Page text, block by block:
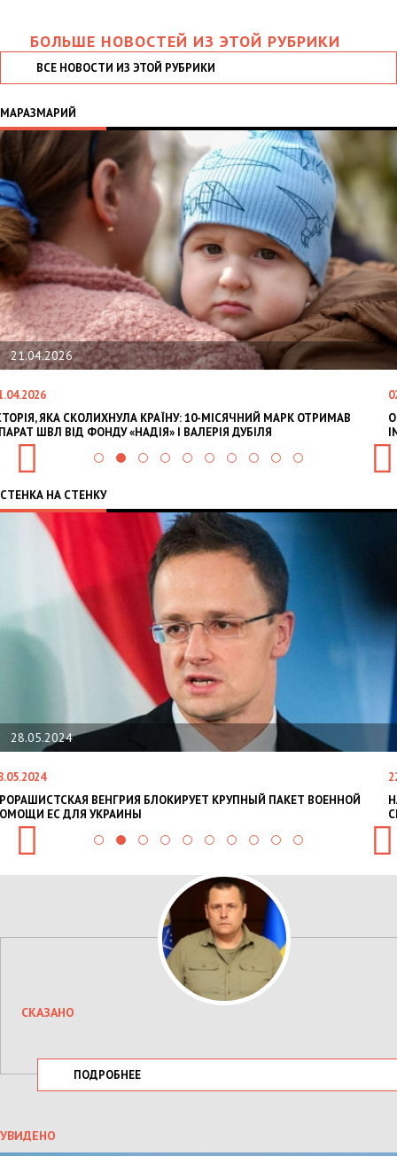
БОЛЬШЕ НОВОСТЕЙ ИЗ ЭТОЙ РУБРИКИ
ВСЕ НОВОСТИ ИЗ ЭТОЙ РУБРИКИ
МАРАЗМАРИЙ
21.04.2026
ЯКА СКОЛИХНУЛА КРАЇНУ: 10-МІСЯЧНИЙ МАРК ОТРИМАВ
ШВЛ ВІД ФОНДУ «НАДІЯ» І ВАЛЕРІЯ ДУБІЛЯ
СТЕНКА НА СТЕНКУ
28.05.2024
ВЕНГРИЯ БЛОКИРУЕТ КРУПНЫЙ ПАКЕТ ВОЕННОЙ
ЕС ДЛЯ УКРАИНЫ
СКАЗАНО
ПОДРОБНЕЕ
УВИДЕНО